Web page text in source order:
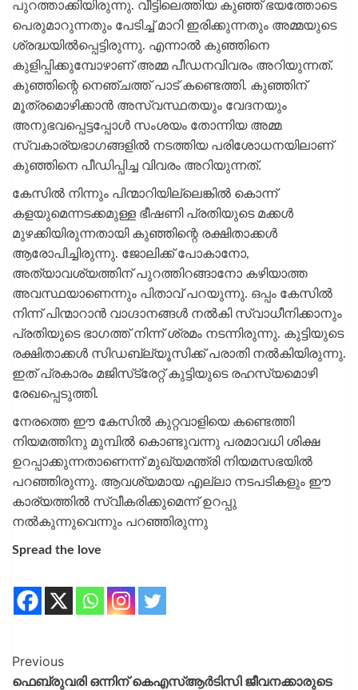
പുറത്താക്കിയിരുന്നു. വീട്ടിലെത്തിയ കുഞ്ഞ് ഭയത്തോടെ
പെരുമാറുന്നതും പേടിച്ച് മാറി ഇരിക്കുന്നതും അമ്മയുടെ
ശ്രദ്ധയില്‍പ്പെട്ടിരുന്നു. എന്നാല്‍ കുഞ്ഞിനെ
കുളിപ്പിക്കുമ്പോഴാണ് അമ്മ പീഡനവിവരം അറിയുന്നത്.
കുഞ്ഞിന്റെ നെഞ്ചത്ത് പാട് കണ്ടെത്തി. കുഞ്ഞിന്
മൂത്രമൊഴിക്കാന്‍ അസ്വസ്ഥതയും വേദനയും
അനുഭവപ്പെട്ടപ്പോള്‍ സംശയം തോന്നിയ അമ്മ
സ്വകാര്യഭാഗങ്ങളില്‍ നടത്തിയ പരിശോധനയിലാണ്
കുഞ്ഞിനെ പീഡിപ്പിച്ച വിവരം അറിയുന്നത്.
കേസില്‍ നിന്നും പിന്മാറിയില്ലെങ്കില്‍ കൊന്ന്
കളയുമെന്നടക്കമുള്ള ഭീഷണി പ്രതിയുടെ മക്കള്‍
മുഴക്കിയിരുന്നതായി കുഞ്ഞിന്റെ രക്ഷിതാക്കള്‍
ആരോപിച്ചിരുന്നു. ജോലിക്ക് പോകാനോ,
അത്യാവശ്യത്തിന് പുറത്തിറങ്ങാനോ കഴിയാത്ത
അവസ്ഥയാണെന്നും പിതാവ് പറയുന്നു. ഒപ്പം കേസില്‍
നിന്ന് പിന്മാറാന്‍ വാഗ്ദാനങ്ങള്‍ നല്‍കി സ്വാധീനിക്കാനും
പ്രതിയുടെ ഭാഗത്ത് നിന്ന് ശ്രമം നടന്നിരുന്നു. കുട്ടിയുടെ
രക്ഷിതാക്കള്‍ സിഡബ്ല്യൂസിക്ക് പരാതി നല്‍കിയിരുന്നു.
ഇത് പ്രകാരം മജിസ്‌ട്രേറ്റ് കുട്ടിയുടെ രഹസ്യമൊഴി
രേഖപ്പെടുത്തി.
നേരത്തെ ഈ കേസിൽ കുറ്റവാളിയെ കണ്ടെത്തി
നിയമത്തിനു മുമ്പില്‍ കൊണ്ടുവന്നു പരമാവധി ശിക്ഷ
ഉറപ്പാക്കുന്നതാണെന്ന് മുഖ്യമന്ത്രി നിയമസഭയിൽ
പറഞ്ഞിരുന്നു. ആവശ്യമായ എല്ലാ നടപടികളും ഈ
കാര്യത്തിൽ സ്വീകരിക്കുമെന്ന് ഉറപ്പു
നൽകുന്നുവെന്നും പറഞ്ഞിരുന്നു
Spread the love
Previous
ഫെബ്രുവരി ഒന്നിന് കെഎസ്ആർടിസി ജീവനക്കാരുടെ